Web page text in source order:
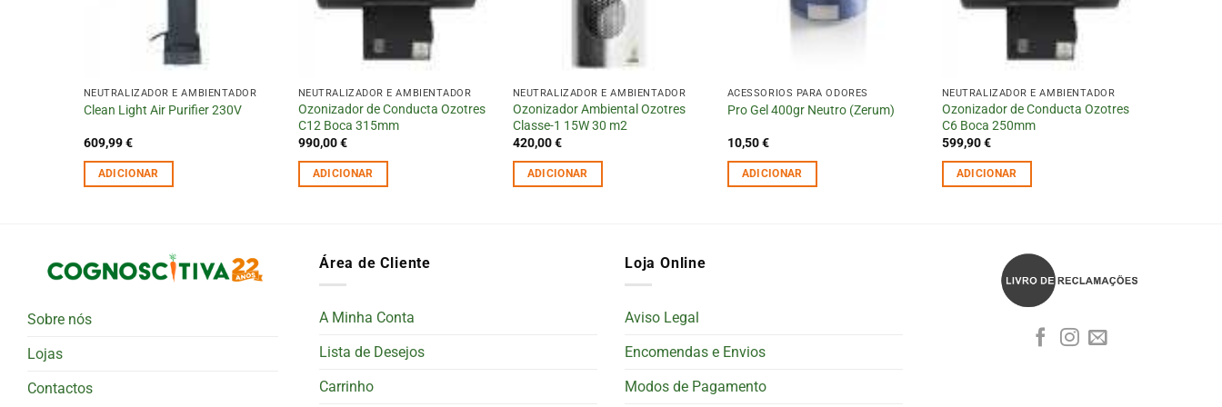
NEUTRALIZADOR E AMBIENTADOR
Clean Light Air Purifier 230V
609,99€
ADICIONAR
NEUTRALIZADOR E AMBIENTADOR
Ozonizador de Conducta Ozotres
C12 Boca 315mm
990,00€
ADICIONAR
NEUTRALIZADOR E AMBIENTADOR
Ozonizador Ambiental Ozotres
Classe-1 15W 30 m2
420,00€
ADICIONAR
ACESSÓRIOS PARA ODORES
Pro Gel 400gr Neutro (Zerum)
10,50€
ADICIONAR
NEUTRALIZADOR E AMBIENTADOR
Ozonizador de Conducta Ozotres
C6 Boca 250mm
599,90€
ADICIONAR
Sobre nós
Lojas
Contactos
Área de Cliente
A Minha Conta
Lista de Desejos
Carrinho
Loja Online
Aviso Legal
Encomendas e Envios
Modos de Pagamento